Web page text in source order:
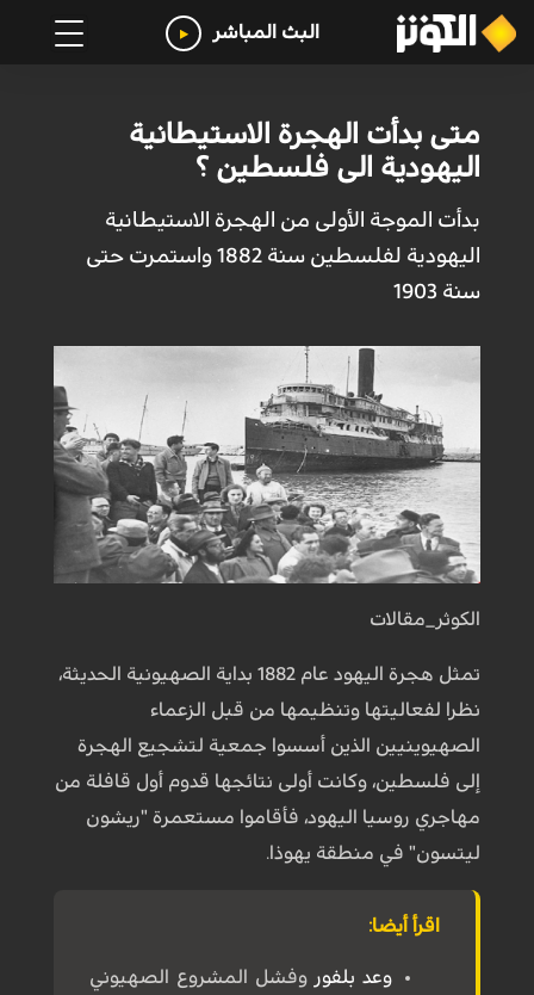
البث المباشر
متى بدأت الهجرة الاستيطانية
اليهودية الى فلسطين ؟
بدأت الموجة الأولى من الهجرة الاستيطانية
اليهودية لفلسطين سنة 1882 واستمرت حتى
سنة 1903
الكوثر_مقالات
تمثل هجرة اليهود عام 1882 بداية الصهيونية الحديثة،
نظرا لفعاليتها وتنظيمها من قبل الزعماء
الصهيوينيين الذين أسسوا جمعية لتشجيع الهجرة
إلى فلسطين، وكانت أولى نتائجها قدوم أول قافلة من
مهاجري روسيا اليهود، فأقاموا مستعمرة "ريشون
ليتسون" في منطقة يهوذا.
اقرأ أيضا:
وعد بلفور وفشل المشروع الصهيوني